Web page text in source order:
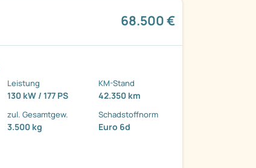
68.500 €
Leistung
130 kW / 177 PS
KM-Stand
42.350 km
zul. Gesamtgew.
3.500 kg
Schadstoffnorm
Euro 6d